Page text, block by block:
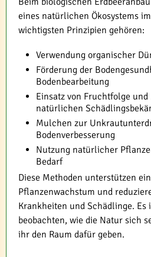
eines natürlichen Ökosystems
wichtigsten Prinzipien gehören:
Verwendung organischer
Förderung der
Bodenbearbeitung
Einsatz von Fruchtfolge
natürlichen
Mulchen zur
Bodenverbesserung
Nutzung natürlicher
Bedarf
Diese Methoden unterstützen
Pflanzenwachstum und
Krankheiten und Schädlinge. Es
beobachten, wie die Natur sich
ihr den Raum dafür geben.